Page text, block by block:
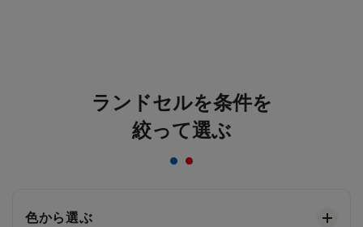
ランドセルを条件を
絞って選ぶ
色から選ぶ